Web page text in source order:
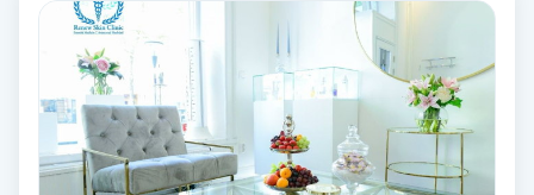
Sugaring
Svensk massage